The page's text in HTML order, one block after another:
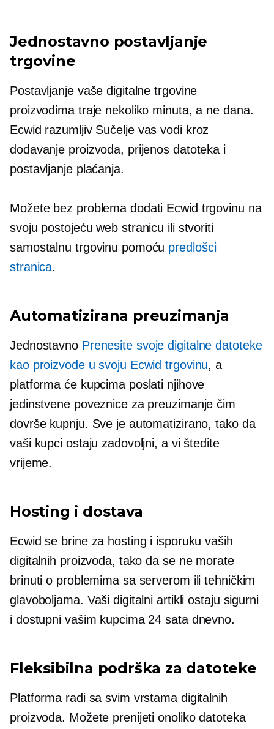
Jednostavno postavljanje
trgovine
Postavljanje vaše digitalne trgovine
proizvodima traje nekoliko minuta, a ne dana.
Ecwid razumljivSučelje vas vodi kroz
dodavanje proizvoda, prijenos datoteka i
postavljanje plaćanja.
Možete bez problema dodati Ecwid trgovinu na
svoju postojeću web stranicu ili stvoriti
samostalnu trgovinu pomoću predlošci
stranica.
Automatizirana preuzimanja
Jednostavno Prenesite svoje digitalne datoteke
kao proizvode u svoju Ecwid trgovinu, a
platforma će kupcima poslati njihove
jedinstvene poveznice za preuzimanje čim
dovrše kupnju. Sve je automatizirano, tako da
vaši kupci ostaju zadovoljni, a vi štedite
vrijeme.
Hosting i dostava
Ecwid se brine za hosting i isporuku vaših
digitalnih proizvoda, tako da se ne morate
brinuti o problemima sa serverom ili tehničkim
glavoboljama. Vaši digitalni artikli ostaju sigurni
i dostupni vašim kupcima 24 sata dnevno.
Fleksibilna podrška za datoteke
Platforma radi sa svim vrstama digitalnih
proizvoda. Možete prenijeti onoliko datoteka